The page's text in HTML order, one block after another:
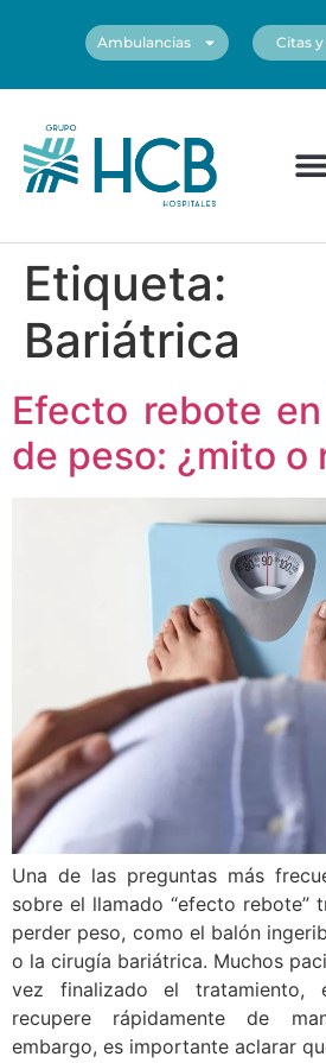
Ambulancias Citas
Etiqueta:
Bariátrica
Efecto rebote
de peso: ¿mito o
Una de las preguntas más
sobre el llamado “efecto rebote”
perder peso, como el balón
o la cirugía bariátrica. Muchos
vez finalizado el tratamiento,
recupere rápidamente de
embargo, es importante aclarar